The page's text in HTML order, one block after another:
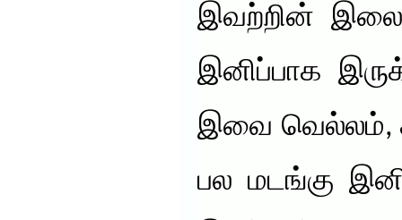
இவற்றின்
இனிப்பாக
இவை வெல்லம்,
பல மடங்கு